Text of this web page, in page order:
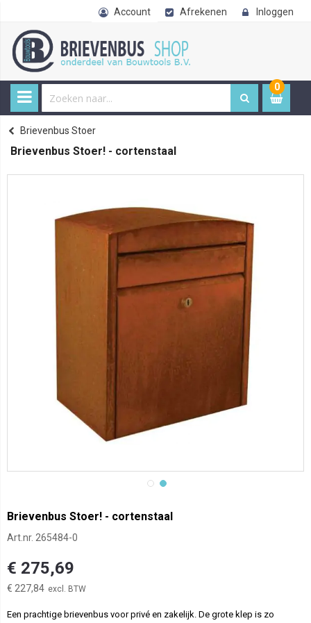
Account Afrekenen Inloggen
0
item
Home
Brievenbus Stoer
Brievenbus Stoer! - cortenstaal
Brievenbus Stoer! - cortenstaal
Art.nr. 265484-0
€ 275,69
€ 227,84
Een prachtige brievenbus voor privé en zakelijk. De grote klep is zo